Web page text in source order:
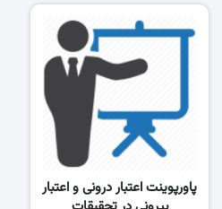
پاورپوینت اعتبار درونی و اعتبار